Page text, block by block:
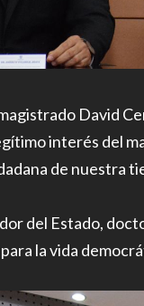
David
interés del
de nuestra
del Estado,
la vida